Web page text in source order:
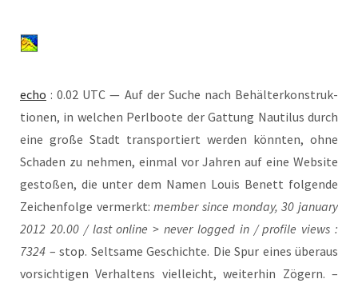
echo : 0.02 UTC — Auf der Suche nach Behäl­ter­kon­struk­
tio­nen, in wel­chen Perl­boo­te der Gat­tung Nau­ti­lus durch
eine gro­ße Stadt trans­por­tiert wer­den könn­ten, ohne
Scha­den zu neh­men, ein­mal vor Jah­ren auf eine Web­site
gesto­ßen, die unter dem Namen Lou­is Benett fol­gen­de
Zei­chen­fol­ge ver­merkt:mem­ber sin­ce mon­day, 30 janu­ary
2012 20.00 / last online > never log­ged in / pro­fi­le views :
7324 – stop. Selt­sa­me Geschich­te. Die Spur eines über­aus
vor­sich­ti­gen Ver­hal­tens viel­leicht, wei­ter­hin Zögern. –